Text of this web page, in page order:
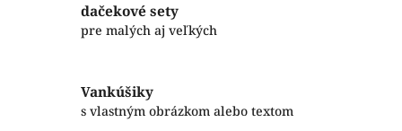
dačekové sety
pre malých aj veľkých
Vankúšiky
s vlastným obrázkom alebo textom